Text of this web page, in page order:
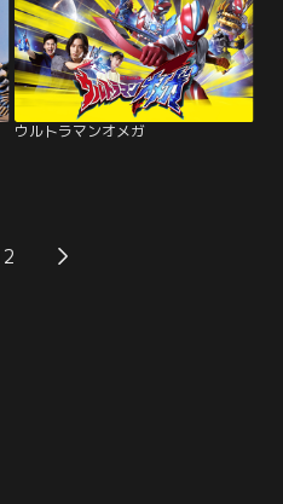
ウルトラマンオメガ